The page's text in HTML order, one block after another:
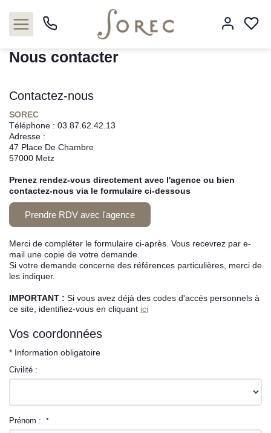
Acheter
Louer
Estimer
Neuf
Gestion
Syndic
Nous contacter
Contactez-nous
SOREC
Téléphone : 03.87.62.42.13
Adresse :
47 Place De Chambre
57000 Metz
Prenez rendez-vous directement avec l'agence ou bien
contactez-nous via le formulaire ci-dessous
Prendre RDV avec l'agence
Merci de compléter le formulaire ci-après. Vous recevrez par e-
mail une copie de votre demande.
Si votre demande concerne des références particulières, merci de
les indiquer.
IMPORTANT : Si vous avez déjà des codes d'accés personnels à
ce site, identifiez-vous en cliquant ici
Vos coordonnées
* Information obligatoire
Civilité :
Prénom : *